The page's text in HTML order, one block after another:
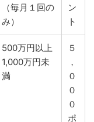
（毎月１回の
み）
ン
ト
500万円以上
1,000万円未
満
５
，
０
０
０
ポ